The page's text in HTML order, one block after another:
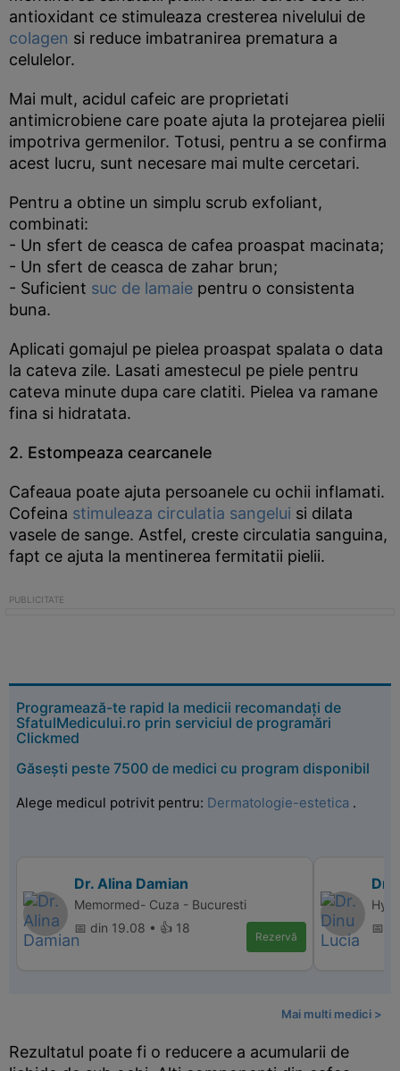
antioxidant ce stimuleaza cresterea nivelului de
colagen si reduce imbatranirea prematura a
celulelor.
Mai mult, acidul cafeic are proprietati
antimicrobiene care poate ajuta la protejarea pielii
impotriva germenilor. Totusi, pentru a se confirma
acest lucru, sunt necesare mai multe cercetari.
Pentru a obtine un simplu scrub exfoliant,
combinati:
- Un sfert de ceasca de cafea proaspat macinata;
- Un sfert de ceasca de zahar brun;
- Suficient suc de lamaie pentru o consistenta
buna.
Aplicati gomajul pe pielea proaspat spalata o data
la cateva zile. Lasati amestecul pe piele pentru
cateva minute dupa care clatiti. Pielea va ramane
fina si hidratata.
2. Estompeaza cearcanele
Cafeaua poate ajuta persoanele cu ochii inflamati.
Cofeina stimuleaza circulatia sangelui si dilata
vasele de sange. Astfel, creste circulatia sanguina,
fapt ce ajuta la mentinerea fermitatii pielii.
Programează-te rapid la medicii recomandați de
SfatulMedicului.ro prin serviciul de programări
Clickmed
Găsești peste 7500 de medici cu program disponibil
Alege medicul potrivit pentru: Dermatologie-estetica .
Dr. Alina Damian
Memormed- Cuza - Bucuresti
📅 din 19.08 • 👍 18
Rezervă
Dr.
📅
Mai multi medici >
Rezultatul poate fi o reducere a acumularii de